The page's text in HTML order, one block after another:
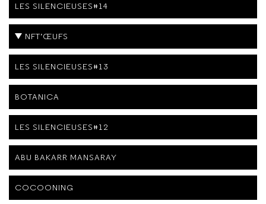
LES SILENCIEUSES#14
NFT’ŒUFS
LES SILENCIEUSES#13
BOTANICA
LES SILENCIEUSES#12
ABU BAKARR MANSARAY
COCOONING